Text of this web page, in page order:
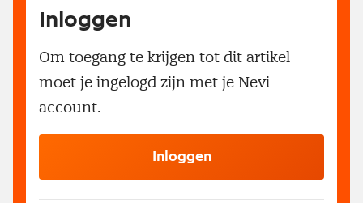
Inloggen
Om toegang te krijgen tot dit artikel
moet je ingelogd zijn met je Nevi
account.
Inloggen